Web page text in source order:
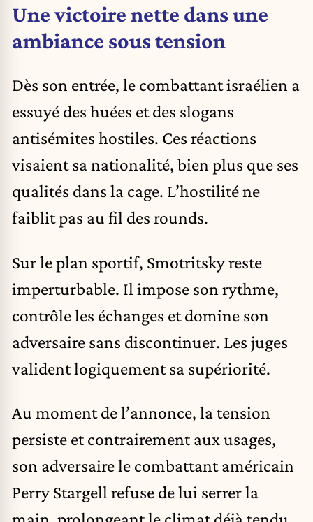
Une victoire nette dans une
ambiance sous tension
Dès son entrée, le combattant israélien a
essuyé des huées et des slogans
antisémites hostiles. Ces réactions
visaient sa nationalité, bien plus que ses
qualités dans la cage. L’hostilité ne
faiblit pas au fil des rounds.
Sur le plan sportif, Smotritsky reste
imperturbable. Il impose son rythme,
contrôle les échanges et domine son
adversaire sans discontinuer. Les juges
valident logiquement sa supériorité.
Au moment de l’annonce, la tension
persiste et contrairement aux usages,
son adversaire le combattant américain
Perry Stargell refuse de lui serrer la